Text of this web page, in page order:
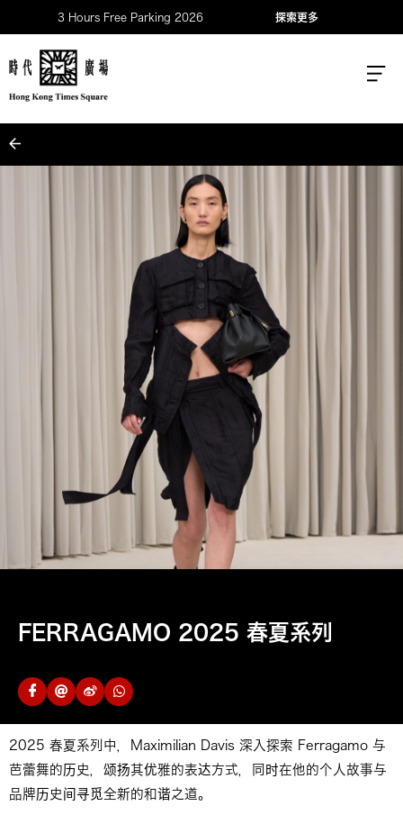
3 Hours Free Parking 2026 探索更多
FERRAGAMO 2025 春夏系列
2025 春夏系列中，Maximilian Davis 深入探索 Ferragamo 与
芭蕾舞的历史，颂扬其优雅的表达方式，同时在他的个人故事与
品牌历史间寻觅全新的和谐之道。